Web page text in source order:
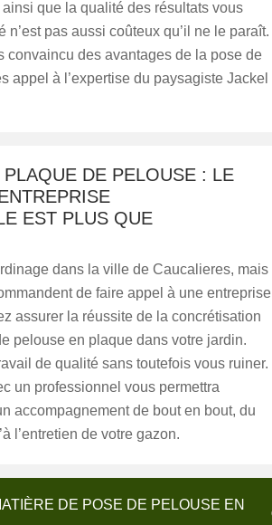
ainsi que la qualité des résultats vous
n’est pas aussi coûteux qu’il ne le paraît.
convaincu des avantages de la pose de
appel à l’expertise du paysagiste Jackel
DE PELOUSE : LE
EST PLUS QUE
dans la ville de Caucalieres, mais
de faire appel à une entreprise
assurer la réussite de la concrétisation
pelouse en plaque dans votre jardin.
de qualité sans toutefois vous ruiner.
un professionnel vous permettra
accompagnement de bout en bout, du
l’entretien de votre gazon.
DE POSE DE PELOUSE EN